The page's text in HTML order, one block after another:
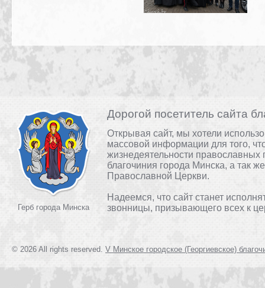
Герб города Минска
Дорогой посетитель сайта
Открывая сайт, мы хотели
массовой информации для того,
жизнедеятельности православных
благочиния города Минска, а так
Православной Церкви.
Надеемся, что сайт станет
звонницы, призывающего всех к
© 2026 All rights reserved. V Минское городское (Георгиевское)